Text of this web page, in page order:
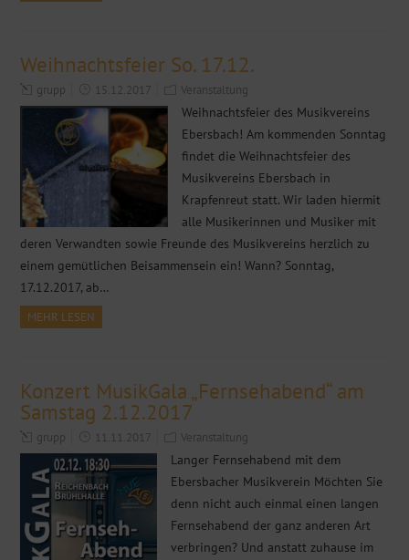
Weihnachtsfeier So. 17.12.
grupp 15.12.2017 Veranstaltung
Weihnachtsfeier des Musikvereins
Ebersbach! Am kommenden Sonntag
findet die Weihnachtsfeier des
Musikvereins Ebersbach in
Krapfenreut statt. Wir laden hiermit
alle Musikerinnen und Musiker mit
deren Verwandten sowie Freunde des Musikvereins herzlich zu
einem gemütlichen Beisammensein ein! Wann? Sonntag,
17.12.2017, ab…
MEHR LESEN
Konzert MusikGala „Fernsehabend“ am
Samstag 2.12.2017
grupp 11.11.2017 Veranstaltung
Langer Fernsehabend mit dem
Ebersbacher Musikverein Möchten Sie
denn nicht auch einmal einen langen
Fernsehabend der ganz anderen Art
verbringen? Und anstatt zuhause im